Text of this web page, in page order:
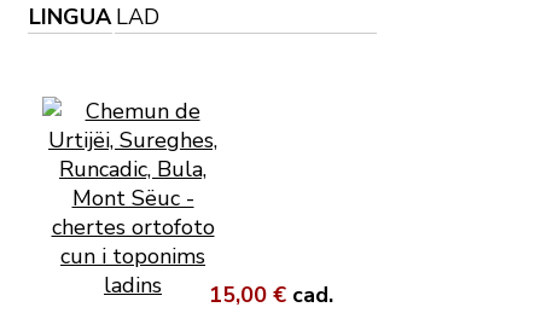
LINGUA LAD
15,00 € cad.